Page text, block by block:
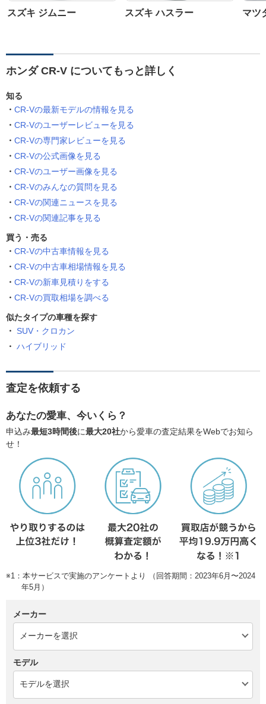
スズキ ジムニー スズキ ハスラー マツ
ホンダ CR-V についてもっと詳しく
知る
CR-Vの最新モデルの情報を見る
CR-Vのユーザーレビューを見る
CR-Vの専門家レビューを見る
CR-Vの公式画像を見る
CR-Vのユーザー画像を見る
CR-Vのみんなの質問を見る
CR-Vの関連ニュースを見る
CR-Vの関連記事を見る
買う・売る
CR-Vの中古車情報を見る
CR-Vの中古車相場情報を見る
CR-Vの新車見積りをする
CR-Vの買取相場を調べる
似たタイプの車種を探す
SUV・クロカン
ハイブリッド
査定を依頼する
あなたの愛車、今いくら？
申込み最短3時間後に最大20社から愛車の査定結果をWebでお知ら
せ！
※1：本サービスで実施のアンケートより （回答期間：2023年6月〜2024
年5月）
メーカー
モデル